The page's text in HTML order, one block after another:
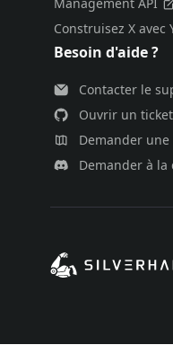
Construisez X avec
Besoin d'aide ?
Contacter le
Ouvrir un
Demander
Demander à la